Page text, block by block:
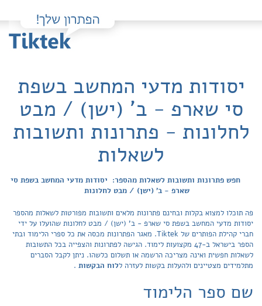
יסודות מדעי המחשב בשפת
סי שארפ - ב' (ישן) / מבט
לחלונות - פתרונות ותשובות
לשאלות
חפש פתרונות ותשובות לשאלות מהספר: יסודות מדעי המחשב בשפת סי
שארפ - ב' (ישן) / מבט לחלונות
פה תוכלו למצוא בקלות ובחינם פתרונות מלאים ותשובות מפורטות לשאלות מהספר
יסודות מדעי המחשב בשפת סי שארפ - ב' (ישן) / מבט לחלונות שהועלו על ידי
חברי קהילת הפותרים של Tiktek. מאגר הפתרונות מכסה את כל ספרי הלימוד ובתי
הספר בישראל ב-47 מקצועות לימוד. הגישה לפתרונות והצפייה בכל התשובות
לשאלות חפשית ואינה מצריכה הרשמה או תשלום כלשהו. ניתן לקבל הסברים
מתלמידים מצטיינים ולהעלות בקשות לעזרה ללוח הבקשות .
שם ספר הלימוד